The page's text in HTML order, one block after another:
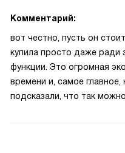
Комментарий:
вот честно, пусть он
купила просто даже ради
функции. Это огромная
времени и, самое
подсказали, что так